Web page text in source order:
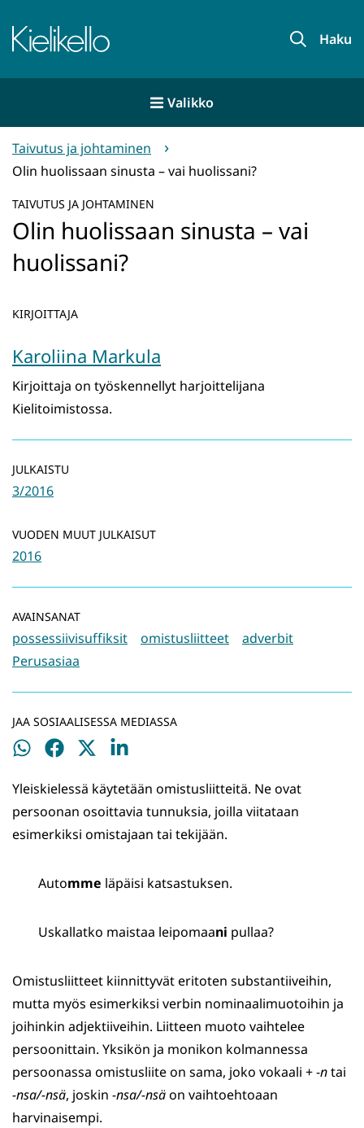
sisältöön
Etusivu Haku
Valikko
Taivutus ja johtaminen
Olin huolissaan sinusta – vai huolissani?
TAIVUTUS JA JOHTAMINEN
Olin huolissaan sinusta – vai
huolissani?
KIRJOITTAJA
Karoliina Markula
Kirjoittaja on työskennellyt harjoittelijana
Kielitoimistossa.
JULKAISTU
3/2016
VUODEN MUUT JULKAISUT
2016
AVAINSANAT
possessiivisuffiksit omistusliitteet
adverbit
Perusasiaa
JAA SOSIAALISESSA MEDIASSA
Jaa
Jaa
Jaa
Jaa
Yleiskielessä käytetään omistusliitteitä. Ne ovat
persoonan osoittavia tunnuksia, joilla viitataan
esimerkiksi omistajaan tai tekijään.
Automme läpäisi katsastuksen.
Uskallatko maistaa leipomaani pullaa?
Omistusliitteet kiinnittyvät eritoten substantiiveihin,
mutta myös esimerkiksi verbin nominaalimuotoihin ja
joihinkin adjektiiveihin. Liitteen muoto vaihtelee
persoonittain. Yksikön ja monikon kolmannessa
persoonassa omistusliite on sama, joko vokaali + -ntai
-nsa/-nsä, joskin -nsa/-nsäon vaihtoehtoaan
harvinaisempi.